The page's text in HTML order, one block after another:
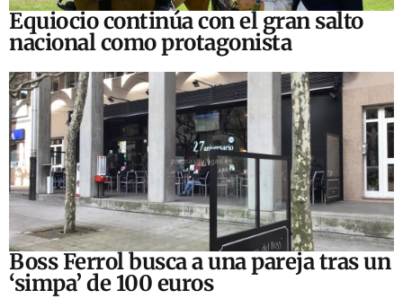
Equiocio continúa con el gran salto
nacional como protagonista
Boss Ferrol busca a una pareja tras un
‘simpa’ de 100 euros